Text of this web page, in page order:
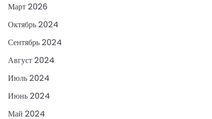
Март 2026
Октябрь 2024
Сентябрь 2024
Август 2024
Июль 2024
Июнь 2024
Май 2024